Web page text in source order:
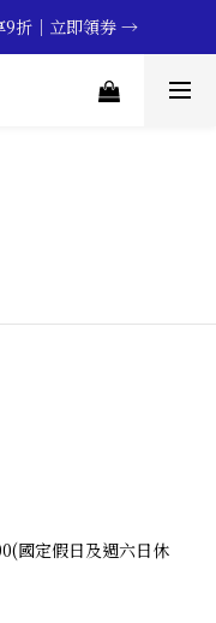
9折｜立即領券 →
9折｜立即領券 →
放心🔥▸▸
9折｜立即領券 →
國定假日及週六日休